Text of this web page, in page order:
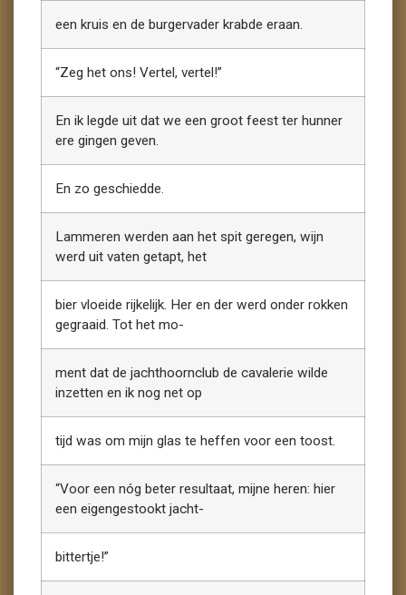
een kruis en de burgervader krabde eraan.
“Zeg het ons! Vertel, vertel!”
En ik legde uit dat we een groot feest ter hunner
ere gingen geven.
En zo geschiedde.
Lammeren werden aan het spit geregen, wijn
werd uit vaten getapt, het
bier vloeide rijkelijk. Her en der werd onder rokken
gegraaid. Tot het mo-
ment dat de jachthoornclub de cavalerie wilde
inzetten en ik nog net op
tijd was om mijn glas te heffen voor een toost.
“Voor een nóg beter resultaat, mijne heren: hier
een eigengestookt jacht-
bittertje!”